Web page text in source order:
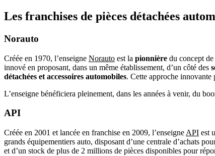
Les franchises de pièces détachées
Norauto
Créée en 1970, l’enseigne Norauto est la pionnière du concept de
innové en proposant, dans un même établissement, d’un côté des
détachées et accessoires automobiles. Cette approche innovante
L’enseigne bénéficiera pleinement, dans les années à venir, du
API
Créée en 2001 et lancée en franchise en 2009, l’enseigne API est
grands équipementiers auto, disposant d’une centrale d’achats
et d’un stock de plus de 2 millions de pièces disponibles pour